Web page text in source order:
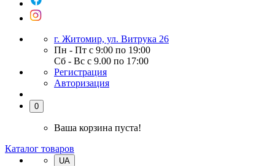
г. Житомир, ул. Витрука 26
Пн - Пт с 9:00 по 19:00
Сб - Вс с 9.00 по 17:00
Регистрация
Авторизация
0
Ваша корзина пуста!
Каталог товаров
UA